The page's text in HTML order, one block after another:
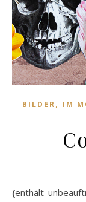
BILDER, IM
{enthält unbeauftragte Werbung} Meine aktuelle kreative